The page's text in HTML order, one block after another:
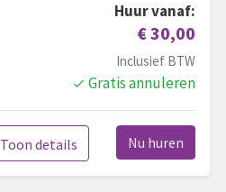
Huur vanaf:
€ 30,00
Inclusief BTW
done Gratis annuleren
Toon details Nu huren